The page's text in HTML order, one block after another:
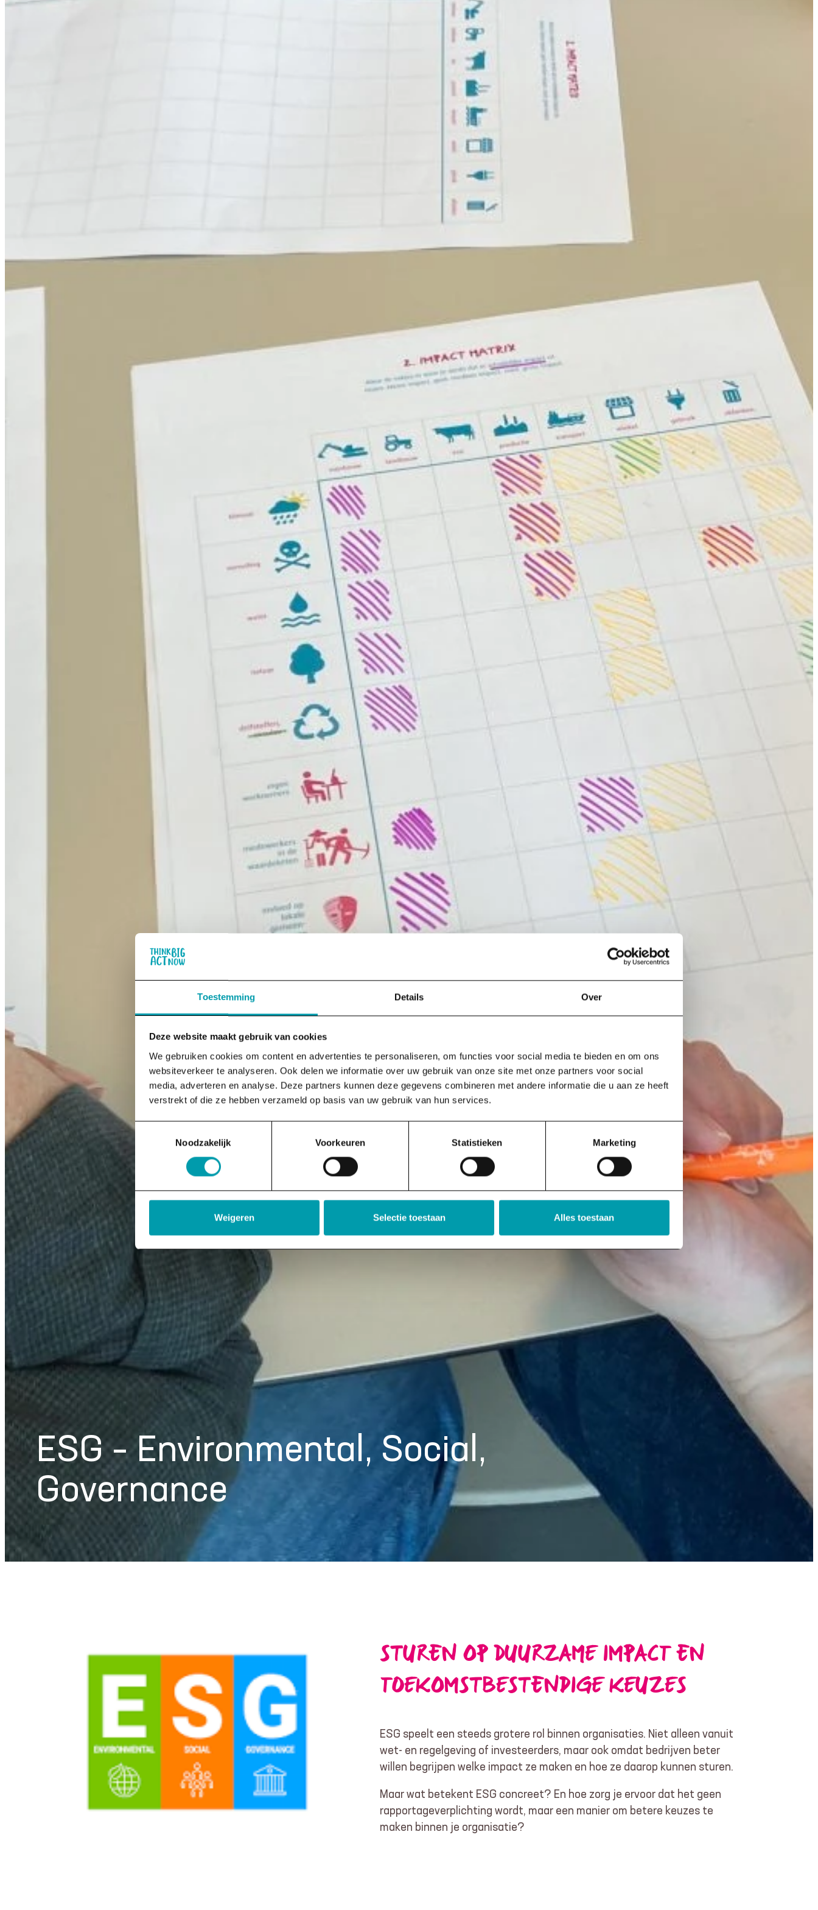
Toestemming Details Over
Deze website maakt gebruik van cookies
We gebruiken cookies om content en advertenties te personaliseren, om functies voor social media te bieden en om ons
websiteverkeer te analyseren. Ook delen we informatie over uw gebruik van onze site met onze partners voor social
media, adverteren en analyse. Deze partners kunnen deze gegevens combineren met andere informatie die u aan ze heeft
verstrekt of die ze hebben verzameld op basis van uw gebruik van hun services.
Toestemmingsselectie
Noodzakelijk
Voorkeuren Statistieken Marketing
Weigeren Selectie toestaan Alles toestaan
ESG – Environmental, Social,
Governance
STUREN OP DUURZAME IMPACT EN
TOEKOMSTBESTENDIGE KEUZES
ESG speelt een steeds grotere rol binnen organisaties. Niet alleen vanuit
wet- en regelgeving of investeerders, maar ook omdat bedrijven beter
willen begrijpen welke impact ze maken en hoe ze daarop kunnen sturen.
Maar wat betekent ESG concreet? En hoe zorg je ervoor dat het geen
rapportageverplichting wordt, maar een manier om betere keuzes te
maken binnen je organisatie?